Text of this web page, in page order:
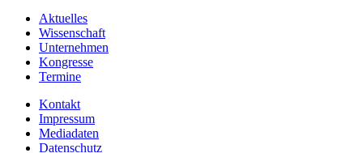
Aktuelles
Wissenschaft
Unternehmen
Kongresse
Termine
Kontakt
Impressum
Mediadaten
Datenschutz